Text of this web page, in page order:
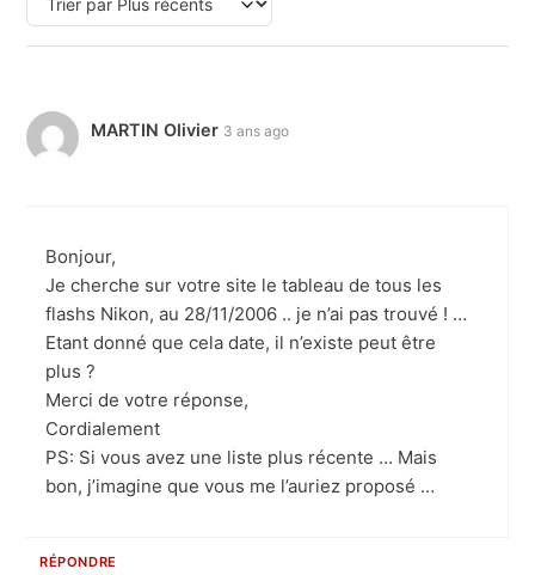
MARTIN Olivier 3 ans ago
Bonjour,
Je cherche sur votre site le tableau de tous les
flashs Nikon, au 28/11/2006 .. je n’ai pas trouvé ! …
Etant donné que cela date, il n’existe peut être
plus ?
Merci de votre réponse,
Cordialement
PS: Si vous avez une liste plus récente … Mais
bon, j’imagine que vous me l’auriez proposé …
RÉPONDRE